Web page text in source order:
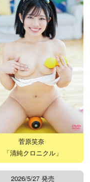
菅原笑奈
「清純クロニクル」
2026/5/27 発売